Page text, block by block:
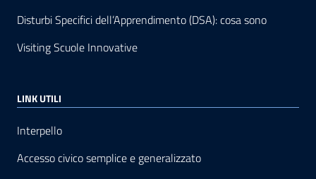
Disturbi Specifici dell’Apprendimento (DSA): cosa sono
Visiting Scuole Innovative
LINK UTILI
Interpello
Accesso civico semplice e generalizzato